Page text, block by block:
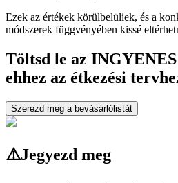
Ezek az értékek körülbelüliek, és a
módszerek függvényében kissé
Töltsd le az
ehhez az étkezési
Szerezd meg a bevásárlólistát
⚠️Jegyezd meg